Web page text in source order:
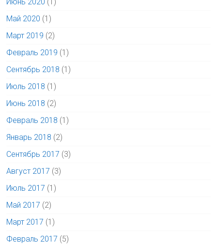
Май 2020 (1)
Март 2019 (2)
Февраль 2019 (1)
Сентябрь 2018 (1)
Июль 2018 (1)
Июнь 2018 (2)
Февраль 2018 (1)
Январь 2018 (2)
Сентябрь 2017 (3)
Август 2017 (3)
Июль 2017 (1)
Май 2017 (2)
Март 2017 (1)
Февраль 2017 (5)